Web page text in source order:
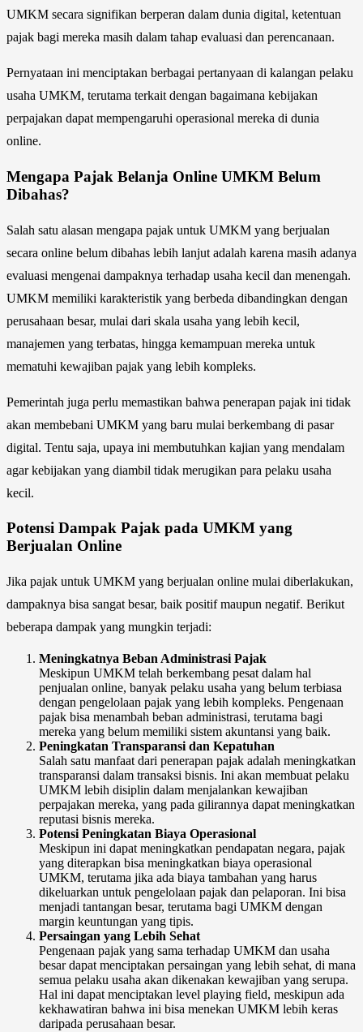
UMKM secara signifikan berperan dalam dunia digital, ketentuan
pajak bagi mereka masih dalam tahap evaluasi dan perencanaan.
Pernyataan ini menciptakan berbagai pertanyaan di kalangan pelaku
usaha UMKM, terutama terkait dengan bagaimana kebijakan
perpajakan dapat mempengaruhi operasional mereka di dunia
online.
Mengapa Pajak Belanja Online UMKM Belum
Dibahas?
Salah satu alasan mengapa pajak untuk UMKM yang berjualan
secara online belum dibahas lebih lanjut adalah karena masih adanya
evaluasi mengenai dampaknya terhadap usaha kecil dan menengah.
UMKM memiliki karakteristik yang berbeda dibandingkan dengan
perusahaan besar, mulai dari skala usaha yang lebih kecil,
manajemen yang terbatas, hingga kemampuan mereka untuk
mematuhi kewajiban pajak yang lebih kompleks.
Pemerintah juga perlu memastikan bahwa penerapan pajak ini tidak
akan membebani UMKM yang baru mulai berkembang di pasar
digital. Tentu saja, upaya ini membutuhkan kajian yang mendalam
agar kebijakan yang diambil tidak merugikan para pelaku usaha
kecil.
Potensi Dampak Pajak pada UMKM yang
Berjualan Online
Jika pajak untuk UMKM yang berjualan online mulai diberlakukan,
dampaknya bisa sangat besar, baik positif maupun negatif. Berikut
beberapa dampak yang mungkin terjadi:
Meningkatnya Beban Administrasi Pajak
Meskipun UMKM telah berkembang pesat dalam hal
penjualan online, banyak pelaku usaha yang belum terbiasa
dengan pengelolaan pajak yang lebih kompleks. Pengenaan
pajak bisa menambah beban administrasi, terutama bagi
mereka yang belum memiliki sistem akuntansi yang baik.
Peningkatan Transparansi dan Kepatuhan
Salah satu manfaat dari penerapan pajak adalah meningkatkan
transparansi dalam transaksi bisnis. Ini akan membuat pelaku
UMKM lebih disiplin dalam menjalankan kewajiban
perpajakan mereka, yang pada gilirannya dapat meningkatkan
reputasi bisnis mereka.
Potensi Peningkatan Biaya Operasional
Meskipun ini dapat meningkatkan pendapatan negara, pajak
yang diterapkan bisa meningkatkan biaya operasional
UMKM, terutama jika ada biaya tambahan yang harus
dikeluarkan untuk pengelolaan pajak dan pelaporan. Ini bisa
menjadi tantangan besar, terutama bagi UMKM dengan
margin keuntungan yang tipis.
Persaingan yang Lebih Sehat
Pengenaan pajak yang sama terhadap UMKM dan usaha
besar dapat menciptakan persaingan yang lebih sehat, di mana
semua pelaku usaha akan dikenakan kewajiban yang serupa.
Hal ini dapat menciptakan level playing field, meskipun ada
kekhawatiran bahwa ini bisa menekan UMKM lebih keras
daripada perusahaan besar.